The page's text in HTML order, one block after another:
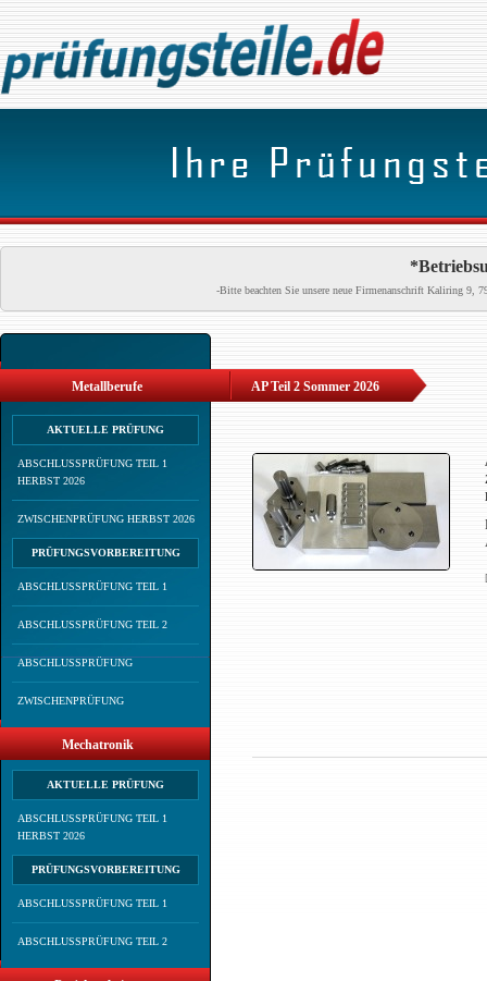
-Bitte beachten Sie unsere neue Firmenanschrift Kaliring 9,
Metallberufe
AKTUELLE PRÜFUNG
ABSCHLUSSPRÜFUNG TEIL 1
HERBST 2026
ZWISCHENPRÜFUNG HERBST 2026
PRÜFUNGSVORBEREITUNG
ABSCHLUSSPRÜFUNG TEIL 1
ABSCHLUSSPRÜFUNG TEIL 2
ABSCHLUSSPRÜFUNG
ZWISCHENPRÜFUNG
Mechatronik
AKTUELLE PRÜFUNG
ABSCHLUSSPRÜFUNG TEIL 1
HERBST 2026
PRÜFUNGSVORBEREITUNG
ABSCHLUSSPRÜFUNG TEIL 1
ABSCHLUSSPRÜFUNG TEIL 2
AP Teil 2 Sommer 2026